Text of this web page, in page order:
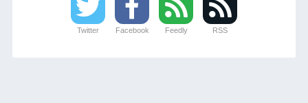
Twitter Facebook Feedly RSS